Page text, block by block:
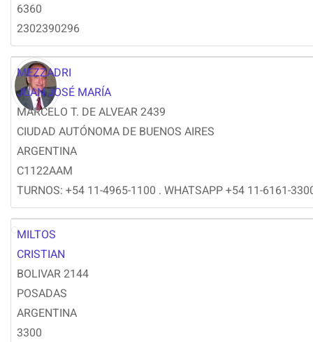
6360
2302390296
MEZZADRI
JUAN JOSÉ MARÍA
MARCELO T. DE ALVEAR 2439
CIUDAD AUTÓNOMA DE BUENOS AIRES
ARGENTINA
C1122AAM
TURNOS: +54 11-4965-1100 . WHATSAPP +54 11-6161-
CM
MILTOS
CRISTIAN
BOLIVAR 2144
POSADAS
ARGENTINA
3300